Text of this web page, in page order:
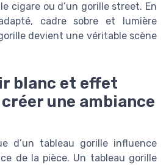
cigare ou d’un gorille street. En
cadre sobre et lumière
devient une véritable scène
blanc et effet
une ambiance
d’un tableau gorille influence
de la pièce. Un tableau gorille